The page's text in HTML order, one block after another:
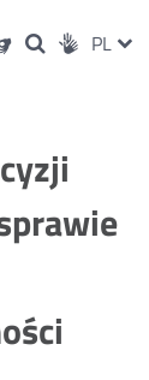
Dla
niesłyszących
OtwórzOtwórz
w
Otwórz
w
PL